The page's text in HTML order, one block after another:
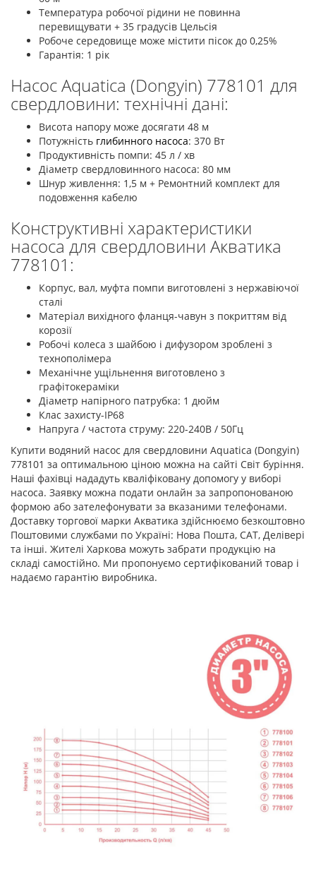
Температура робочої рідини не повинна
перевищувати + 35 градусів Цельсія
Робоче середовище може містити пісок до 0,25%
Гарантія: 1 рік
Насос Aquatica (Dongyin) 778101 для
свердловини: технічні дані:
Висота напору може досягати 48 м
Потужність глибинного насоса: 370 Вт
Продуктивність помпи: 45 л / хв
Діаметр свердловинного насоса: 80 мм
Шнур живлення: 1,5 м + Ремонтний комплект для
подовження кабелю
Конструктивні характеристики
насоса для свердловини Акватика
778101:
Корпус, вал, муфта помпи виготовлені з нержавіючої
сталі
Матеріал вихідного фланця-чавун з покриттям від
корозії
Робочі колеса з шайбою і дифузором зроблені з
технополімера
Механічне ущільнення виготовлено з
графітокераміки
Діаметр напірного патрубка: 1 дюйм
Клас захисту-IP68
Напруга / частота струму: 220-240В / 50Гц
Купити водяний насос для свердловини Aquatica (Dongyin)
778101 за оптимальною ціною можна на сайті Світ буріння.
Наші фахівці нададуть кваліфіковану допомогу у виборі
насоса. Заявку можна подати онлайн за запропонованою
формою або зателефонувати за вказаними телефонами.
Доставку торгової марки Акватика здійснюємо безкоштовно
Поштовими службами по Україні: Нова Пошта, САТ, Делівері
та інші. Жителі Харкова можуть забрати продукцію на
складі самостійно. Ми пропонуємо сертифікований товар і
надаємо гарантію виробника.